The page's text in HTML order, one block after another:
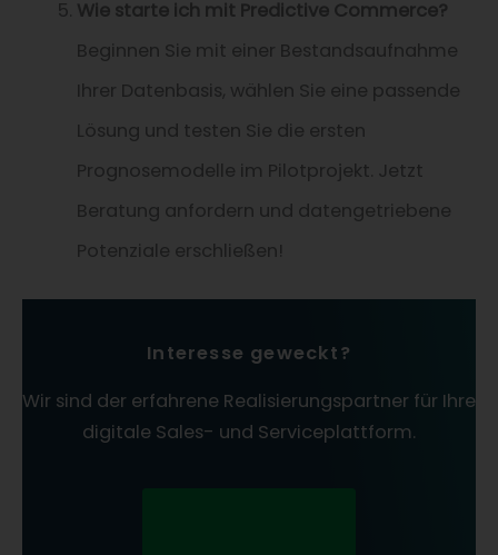
Wie starte ich mit Predictive Commerce?
Beginnen Sie mit einer Bestandsaufnahme
Ihrer Datenbasis, wählen Sie eine passende
Lösung und testen Sie die ersten
Prognosemodelle im Pilotprojekt. Jetzt
Beratung anfordern und datengetriebene
Potenziale erschließen!
Interesse geweckt?
Wir sind der erfahrene Realisierungspartner für Ihre
digitale Sales- und Serviceplattform.